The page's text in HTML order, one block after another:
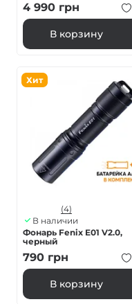
4 990 грн
В корзину
Хит
(4)
В наличии
Фонарь Fenix E01 V2.0,
черный
790 грн
В корзину